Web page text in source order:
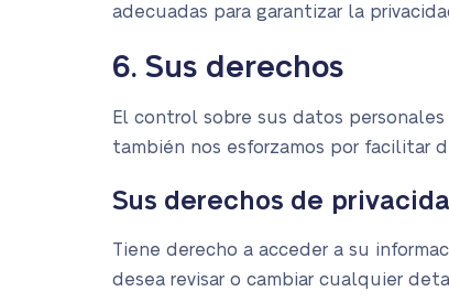
adecuadas para garantizar la
6. Sus derechos
El control sobre sus datos
también nos esforzamos por facilitar
Sus derechos de
Tiene derecho a acceder a su
desea revisar o cambiar cualquier